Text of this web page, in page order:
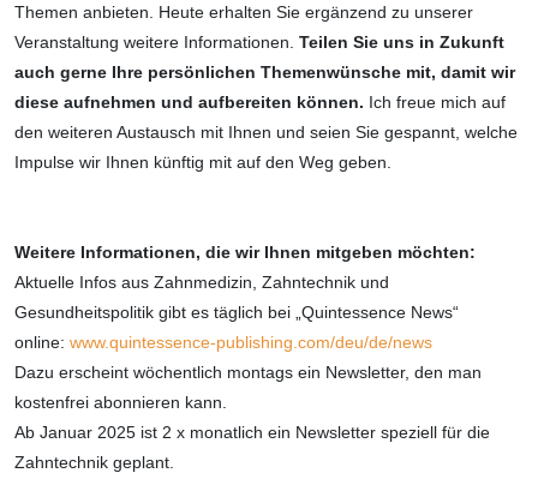
Themen anbieten. Heute erhalten Sie ergänzend zu unserer
Veranstaltung weitere Informationen. Teilen Sie uns in Zukunft
auch gerne Ihre persönlichen Themenwünsche mit, damit wir
diese aufnehmen und aufbereiten können. Ich freue mich auf
den weiteren Austausch mit Ihnen und seien Sie gespannt, welche
Impulse wir Ihnen künftig mit auf den Weg geben.
Weitere Informationen, die wir Ihnen mitgeben möchten:
Aktuelle Infos aus Zahnmedizin, Zahntechnik und
Gesundheitspolitik gibt es täglich bei „Quintessence News“
online: www.quintessence-publishing.com/deu/de/news
Dazu erscheint wöchentlich montags ein Newsletter, den man
kostenfrei abonnieren kann.
Ab Januar 2025 ist 2 x monatlich ein Newsletter speziell für die
Zahntechnik geplant.